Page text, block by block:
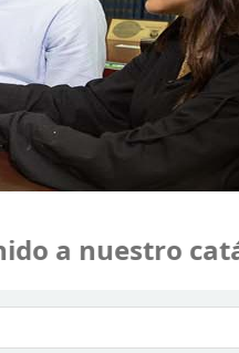
a nuestro
catálogo